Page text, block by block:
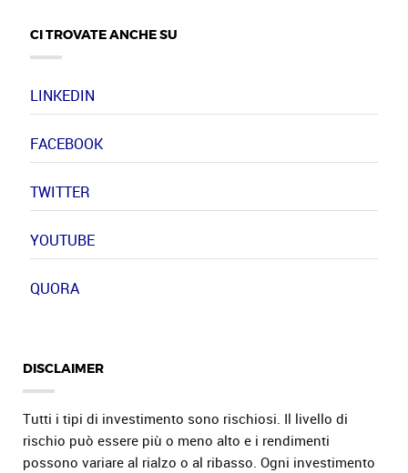
CI TROVATE ANCHE SU
LINKEDIN
FACEBOOK
TWITTER
YOUTUBE
QUORA
DISCLAIMER
Tutti i tipi di investimento sono rischiosi. Il livello di
rischio può essere più o meno alto e i rendimenti
possono variare al rialzo o al ribasso. Ogni investimento